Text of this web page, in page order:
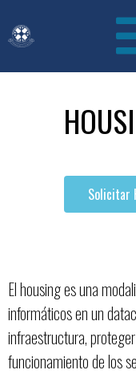
Solicitar
El housing es una
informáticos en un
infraestructura,
funcionamiento de los